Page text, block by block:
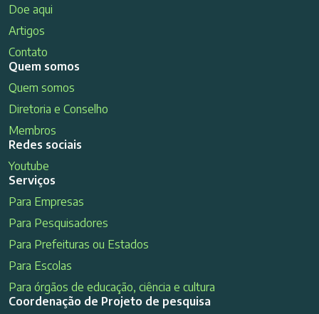
Doe aqui
Artigos
Contato
Quem somos
Quem somos
Diretoria e Conselho
Membros
Redes sociais
Youtube
Serviços
Para Empresas
Para Pesquisadores
Para Prefeituras ou Estados
Para Escolas
Para órgãos de educação, ciência e cultura
Coordenação de Projeto de pesquisa